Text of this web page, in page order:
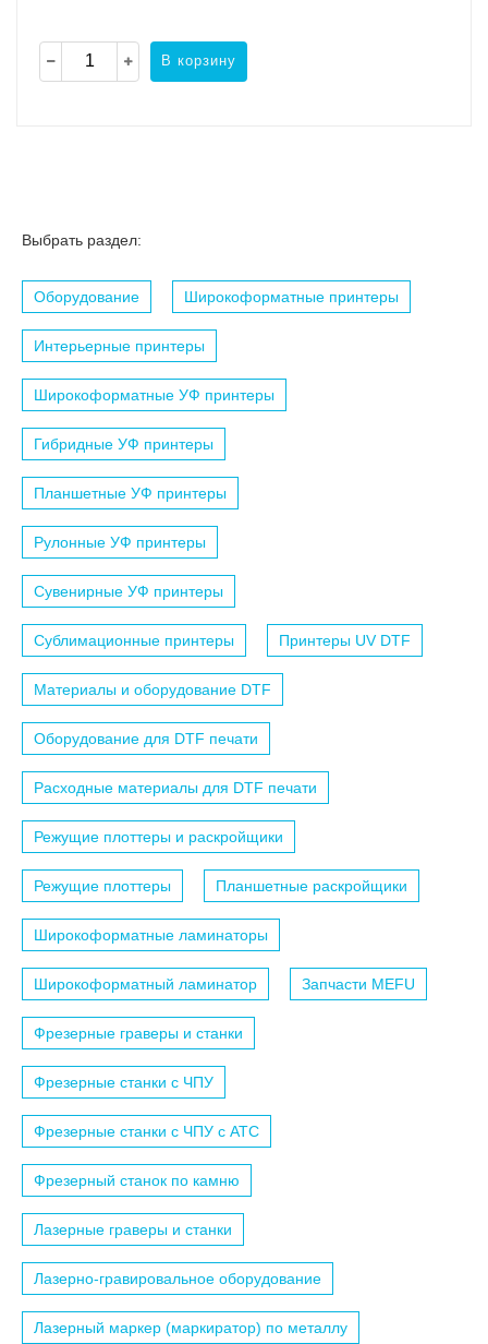
В корзину
Выбрать раздел:
Оборудование Широкоформатные принтеры
Интерьерные принтеры
Широкоформатные УФ принтеры
Гибридные УФ принтеры
Планшетные УФ принтеры
Рулонные УФ принтеры
Сувенирные УФ принтеры
Сублимационные принтеры Принтеры UV DTF
Материалы и оборудование DTF
Оборудование для DTF печати
Расходные материалы для DTF печати
Режущие плоттеры и раскройщики
Режущие плоттеры Планшетные раскройщики
Широкоформатные ламинаторы
Широкоформатный ламинатор Запчасти MEFU
Фрезерные граверы и станки
Фрезерные станки с ЧПУ
Фрезерные станки с ЧПУ c АТС
Фрезерный станок по камню
Лазерные граверы и станки
Лазерно-гравировальное оборудование
Лазерный маркер (маркиратор) по металлу